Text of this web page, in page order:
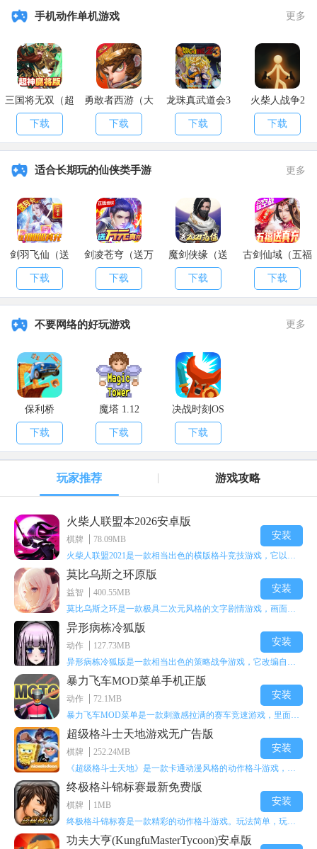
手机动作单机游戏 更多
三国将无双（超
神魔将版）
下载
勇敢者西游（大
乱斗）
下载
龙珠真武道会3
下载
火柴人战争2
下载
适合长期玩的仙侠类手游 更多
剑羽飞仙（送
10000真充）
下载
剑凌苍穹（送万
元真充）
下载
魔剑侠缘（送
2021充值）
下载
古剑仙域（五福
送真充）
下载
不要网络的好玩游戏 更多
保利桥
下载
魔塔 1.12
下载
决战时刻OS
下载
玩家推荐 游戏攻略
火柴人联盟本2026安卓版
棋牌
78.09MB
安装
莫比乌斯之环原版
益智
400.55MB
安装
异形病栋冷狐版
动作
127.73MB
安装
暴力飞车MOD菜单手机正版
动作
72.1MB
安装
超级格斗士天地游戏无广告版
棋牌
252.24MB
安装
终极格斗锦标赛最新免费版
棋牌
1MB
安装
功夫大亨(KungfuMasterTycoon)安卓版